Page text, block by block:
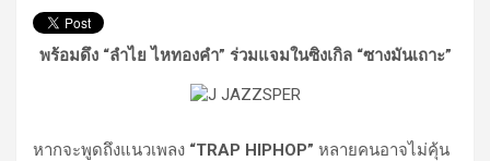
พร้อมดึง “ลำไย ไหทองคำ” ร่วมแจมในซิงเกิล “ซางมันเถาะ”
หากจะพูดถึงแนวเพลง “TRAP HIPHOP” หลายคนอาจไม่คุ้น